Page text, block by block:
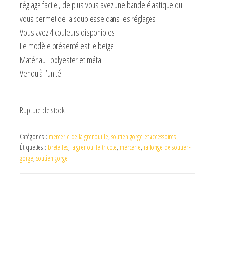
réglage facile , de plus vous avez une bande élastique qui
vous permet de la souplesse dans les réglages
Vous avez 4 couleurs disponibles
Le modèle présenté est le beige
Matériau : polyester et métal
Vendu à l’unité
Rupture de stock
Catégories : mercerie de la grenouille, soutien gorge et accessoires
Étiquettes : bretelles, la grenouille tricote, mercerie, rallonge de soutien-
gorge, soutien gorge